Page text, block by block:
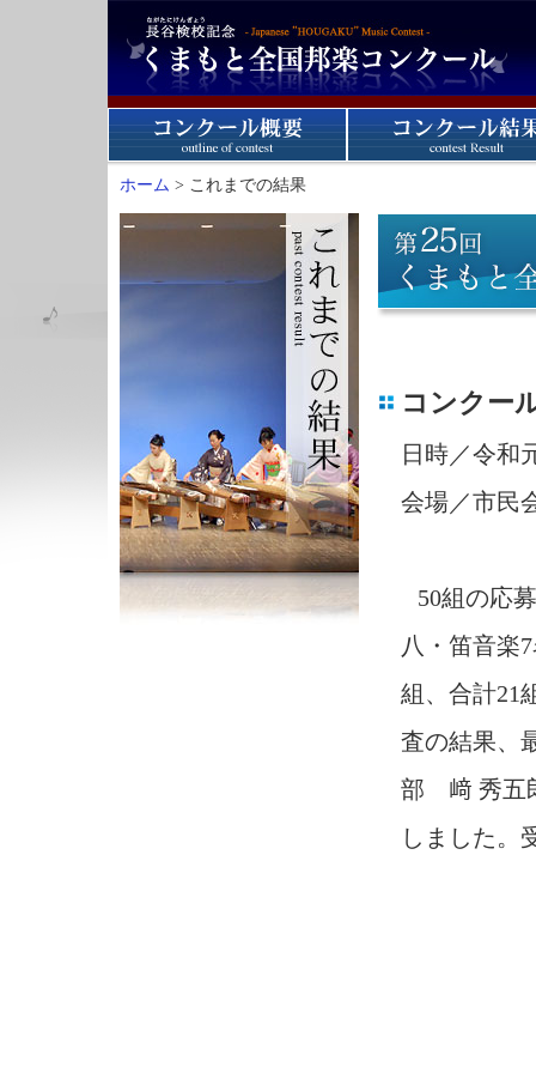
ホーム > これまでの結果
コンクー
日時／令和
会場／市民
50組の応
八・笛音楽
組、合計21
査の結果、
部 﨑 秀五
しました。